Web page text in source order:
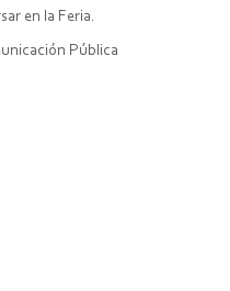
en la Feria.
Pública